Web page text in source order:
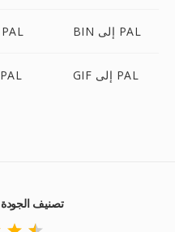
PPM إلى PAL BIN إلى PAL
CDR إلى PAL GIF إلى PAL
DOCX إلى PAL تصنيف الجودة